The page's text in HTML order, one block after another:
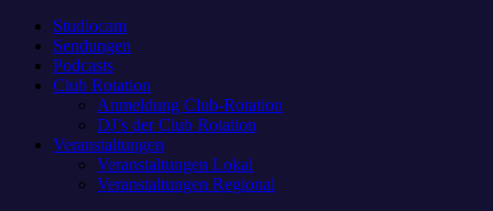
Studiocam
Sendungen
Podcasts
Club Rotation
Anmeldung Club-Rotation
DJ’s der Club Rotation
Veranstaltungen
Veranstaltungen Lokal
Veranstaltungen Regional